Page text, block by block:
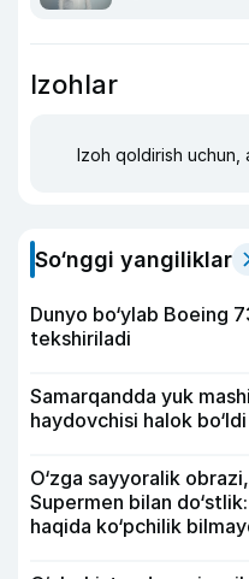
Izohlar
Izoh qoldirish uchun,
So‘nggi yangiliklar
Dunyo bo‘ylab Boeing
tekshiriladi
Samarqandda yuk
haydovchisi halok bo‘ldi
O‘zga sayyoralik
Supermen bilan
haqida ko‘pchilik